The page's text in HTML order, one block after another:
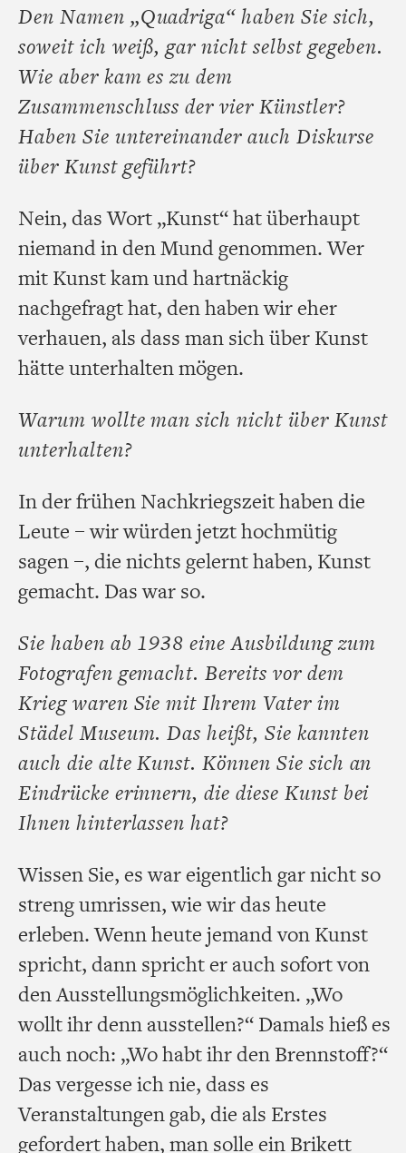
Den Namen „Quadriga“ haben Sie sich,
soweit ich weiß, gar nicht selbst gegeben.
Wie aber kam es zu dem
Zusammenschluss der vier Künstler?
Haben Sie untereinander auch Diskurse
über Kunst geführt?
Nein, das Wort „Kunst“ hat überhaupt
niemand in den Mund genommen. Wer
mit Kunst kam und hartnäckig
nachgefragt hat, den haben wir eher
verhauen, als dass man sich über Kunst
hätte unterhalten mögen.
Warum wollte man sich nicht über Kunst
unterhalten?
In der frühen Nachkriegszeit haben die
Leute – wir würden jetzt hochmütig
sagen –, die nichts gelernt haben, Kunst
gemacht. Das war so.
Sie haben ab 1938 eine Ausbildung zum
Fotografen gemacht. Bereits vor dem
Krieg waren Sie mit Ihrem Vater im
Städel Museum. Das heißt, Sie kannten
auch die alte Kunst. Können Sie sich an
Eindrücke erinnern, die diese Kunst bei
Ihnen hinterlassen hat?
Wissen Sie, es war eigentlich gar nicht so
streng umrissen, wie wir das heute
erleben. Wenn heute jemand von Kunst
spricht, dann spricht er auch sofort von
den Ausstellungsmöglichkeiten. „Wo
wollt ihr denn ausstellen?“ Damals hieß es
auch noch: „Wo habt ihr den Brennstoff?“
Das vergesse ich nie, dass es
Veranstaltungen gab, die als Erstes
gefordert haben, man solle ein Brikett